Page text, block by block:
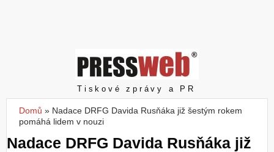
č
Pressweb
Tiskové zprávy a PR
Jste zde
Domů » Nadace DRFG Davida Rusňáka již šestým rokem
pomáhá lidem v nouzi
Nadace DRFG Davida Rusňáka již